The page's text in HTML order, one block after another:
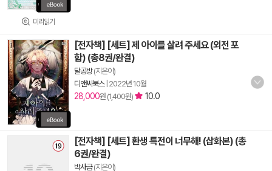
미리읽기
[전자책] [세트] 제 아이를 살려 주세요 (외전 포
함) (총8권/완결)
달공방(지은이)
디앤씨북스| 2022년 10월
28,000원 (1,400원) 10.0
[전자책] [세트] 환생 특전이 너무해! (삽화본) (총
6권/완결)
박사금(지은이)